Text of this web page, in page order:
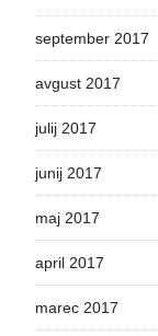
september 2017
avgust 2017
julij 2017
junij 2017
maj 2017
april 2017
marec 2017